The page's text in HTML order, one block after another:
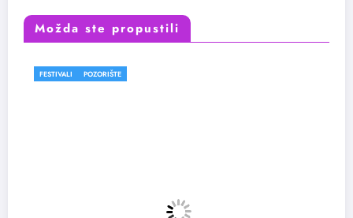
Možda ste propustili